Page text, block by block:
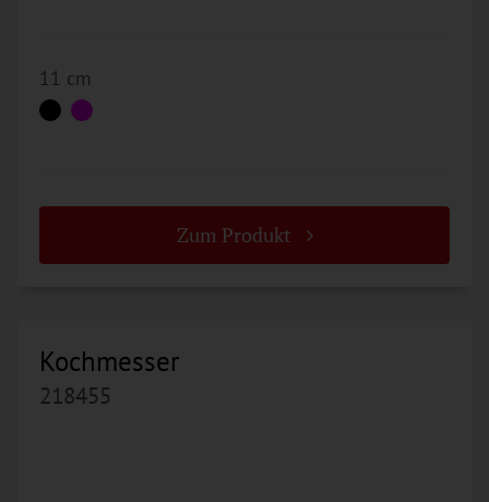
11 cm
Zum Produkt
Kochmesser
218455